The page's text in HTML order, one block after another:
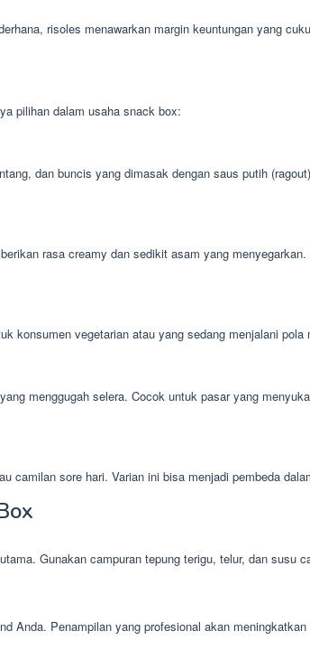
risoles menawarkan margin keuntungan yang
pilihan dalam usaha snack box:
dan buncis yang dimasak dengan saus putih
rasa creamy dan sedikit asam yang
konsumen vegetarian atau yang sedang menjalani pola
menggugah selera. Cocok untuk pasar yang
camilan sore hari. Varian ini bisa menjadi pembeda
Gunakan campuran tepung terigu, telur, dan susu
Anda. Penampilan yang profesional akan meningkatkan